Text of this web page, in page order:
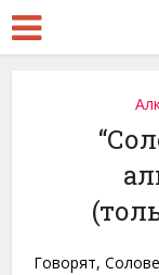
Говорят,